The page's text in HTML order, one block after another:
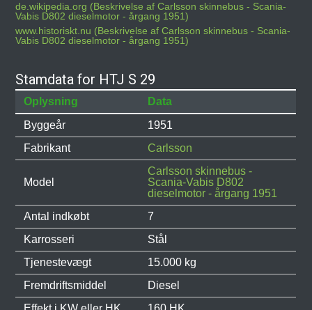
de.wikipedia.org (Beskrivelse af Carlsson skinnebus - Scania-
Vabis D802 dieselmotor - årgang 1951)
www.historiskt.nu (Beskrivelse af Carlsson skinnebus - Scania-
Vabis D802 dieselmotor - årgang 1951)
Stamdata for HTJ S 29
Oplysning
Data
Byggeår
1951
Fabrikant
Carlsson
Model
Carlsson skinnebus -
Scania-Vabis D802
dieselmotor - årgang 1951
Antal indkøbt
7
Karrosseri
Stål
Tjenestevægt
15.000 kg
Fremdriftsmiddel
Diesel